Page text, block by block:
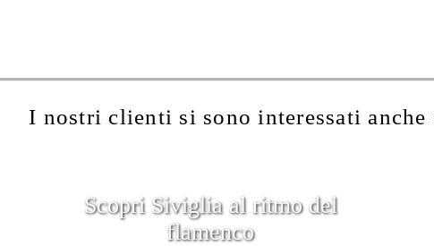
I nostri clienti si sono interessati anche
Scopri Siviglia al ritmo del
flamenco